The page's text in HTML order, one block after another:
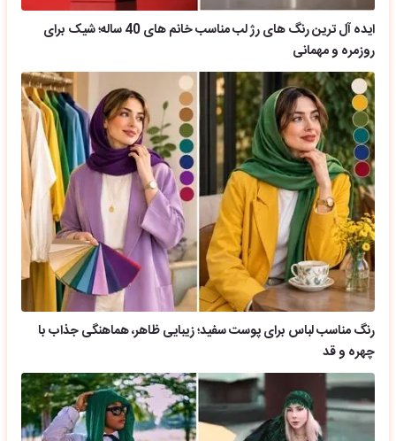
ایده آل ترین رنگ های رژ لب مناسب خانم های 40 ساله؛ شیک برای
روزمره و مهمانی
رنگ مناسب لباس برای پوست سفید؛ زیبایی ظاهر، هماهنگی جذاب با
چهره و قد